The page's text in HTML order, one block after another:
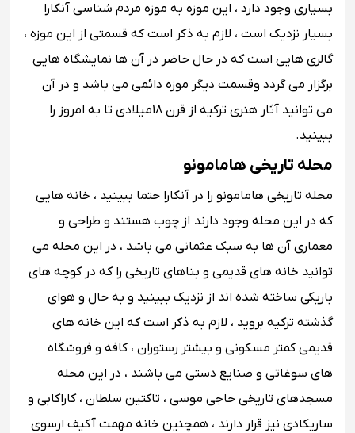
بسیاری وجود دارد ، این موزه به موزه مردم شناسی آنکارا
بسیار نزدیک است ، لازم به ذکر است که قسمتی از این موزه ،
گالری هایی است که در حال حاضر در آن ها نمایشگاه هایی
برگزار می گردد وقسمت دیگر موزه دائمی می باشد و در آن
می توانید آثار هنری ترکیه از قرن 18میلادی تا به امروز را
ببینید.
محله تاریخی هامامونو
محله تاریخی هامامونو را در آنکارا حتما ببینید ، خانه هایی
که در این محله وجود دارند از چوب هستند و طراحی و
معماری آن ها به سبک عثمانی می باشد ، در این محله می
توانید خانه های قدیمی و بناهای تاریخی را که در کوچه های
باریکی ساخته شده اند از نزدیک ببینید و به حال و هوای
گذشته ترکیه بروید ، لازم به ذکر است که این خانه های
قدیمی کمتر مسکونی و بیشتر رستوران ، کافه و فروشگاه
های سوغاتی و صنایع دستی می باشند ، در این محله
مسجدهای تاریخی حاجی موسی ، تاکتین سلطان ، کاراکابی و
ساریکادی نیز قرار دارند ، همچنین خانه مهمت آکیف ارسوی